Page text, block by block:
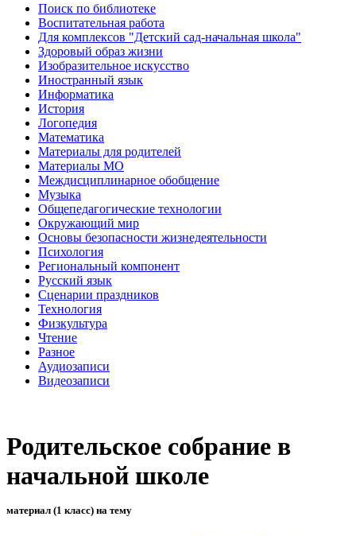
Поиск по библиотеке
Воспитательная работа
Для комплексов "Детский сад-начальная школа"
Здоровый образ жизни
Изобразительное искусство
Иностранный язык
Информатика
История
Логопедия
Математика
Материалы для родителей
Материалы МО
Междисциплинарное обобщение
Музыка
Общепедагогические технологии
Окружающий мир
Основы безопасности жизнедеятельности
Психология
Региональный компонент
Русский язык
Сценарии праздников
Технология
Физкультура
Чтение
Разное
Аудиозаписи
Видеозаписи
Родительское собрание в
начальной школе
материал (1 класс) на тему